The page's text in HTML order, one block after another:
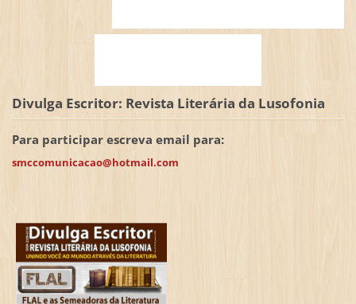
Divulga Escritor: Revista Literária da Lusofonia
Para participar escreva email para:
smccomunicacao@hotmail.com